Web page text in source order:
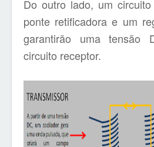
Do outro lado, um
ponte retificadora e um
garantirão uma tensão
circuito receptor.